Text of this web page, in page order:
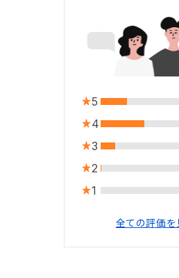
5
4
3
2
1
全ての評価を